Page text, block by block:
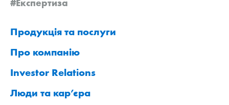
#Експертиза
Продукція та послуги
Про компанію
Investor Relations
Люди та кар’єра